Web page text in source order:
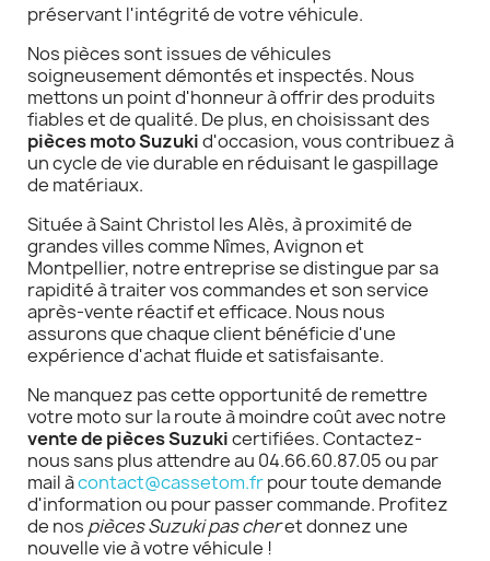
préservant l'intégrité de votre véhicule.
Nos pièces sont issues de véhicules
soigneusement démontés et inspectés. Nous
mettons un point d'honneur à offrir des produits
fiables et de qualité. De plus, en choisissant des
pièces moto Suzukid'occasion, vous contribuez à
un cycle de vie durable en réduisant le gaspillage
de matériaux.
Située à Saint Christol les Alès, à proximité de
grandes villes comme Nîmes, Avignon et
Montpellier, notre entreprise se distingue par sa
rapidité à traiter vos commandes et son service
après-vente réactif et efficace. Nous nous
assurons que chaque client bénéficie d'une
expérience d'achat fluide et satisfaisante.
Ne manquez pas cette opportunité de remettre
votre moto sur la route à moindre coût avec notre
vente de pièces Suzukicertifiées. Contactez-
nous sans plus attendre au 04.66.60.87.05 ou par
mail àcontact@cassetom.frpour toute demande
d'information ou pour passer commande. Profitez
de nos pièces Suzuki pas cheret donnez une
nouvelle vie à votre véhicule !